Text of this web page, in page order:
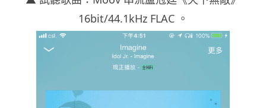
16bit/44.1kHz FLAC 。